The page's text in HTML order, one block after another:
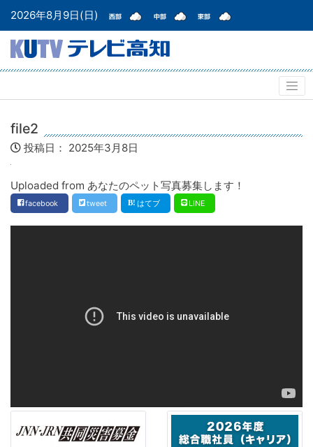
2026年8月9日(日)
file2
投稿日： 2025年3月8日
Uploaded from あなたのペット写真募集します！
facebook tweet はてブ LINE